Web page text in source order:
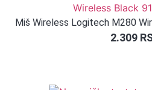
Miš Wireless Logitech M280
2.309